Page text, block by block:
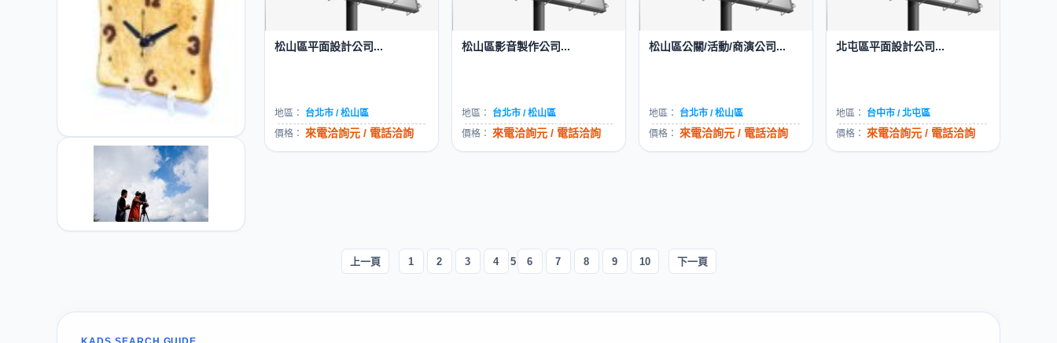
松山區平面設計公司...
地區：
台北市 / 松山區
價格： 來電洽詢元 / 電話洽詢
松山區影音製作公司...
地區：
台北市 / 松山區
價格： 來電洽詢元 / 電話洽詢
松山區公關/活動/商演公司...
地區：
台北市 / 松山區
價格： 來電洽詢元 / 電話洽詢
北屯區平面設計公司...
地區：
台中市 / 北屯區
價格： 來電洽詢元 / 電話洽詢
上一頁 1 2 3 4 5 6 7 8 9 10 下一頁